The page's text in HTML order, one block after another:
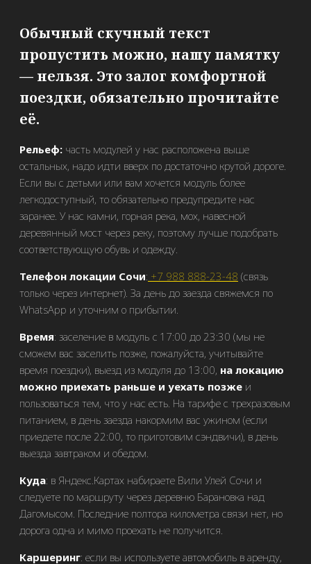
Обычный скучный текст
пропустить можно, нашу памятку
— нельзя. Это залог комфортной
поездки, обязательно прочитайте
её.
Рельеф: часть модулей у нас расположена выше
остальных, надо идти вверх по достаточно крутой дороге.
Если вы с детьми или вам хочется модуль более
легкодоступный, то обязательно предупредите нас
заранее. У нас камни, горная река, мох, навесной
деревянный мост через реку, поэтому лучше подобрать
соответствующую обувь и одежду.
Телефон локации Сочи: +7 988 888-23-48 (связь
только через интернет). За день до заезда свяжемся по
WhatsApp и уточним о прибытии.
Время: заселение в модуль c 17:00 до 23:30 (мы не
сможем вас заселить позже, пожалуйста, учитывайте
время поездки), выезд из модуля до 13:00, на локацию
можно приехать раньше и уехать позже и
пользоваться тем, что у нас есть. На тарифе с трехразовым
питанием, в день заезда накормим вас ужином (если
приедете после 22:00, то приготовим сэндвичи), в день
выезда завтраком и обедом.
Куда: в Яндекс.Картах набираете Вили Улей Сочи и
следуете по маршруту через деревню Барановка над
Дагомысом. Последние полтора километра связи нет, но
дорога одна и мимо проехать не получится.
Каршеринг: если вы используете автомобиль в аренду,